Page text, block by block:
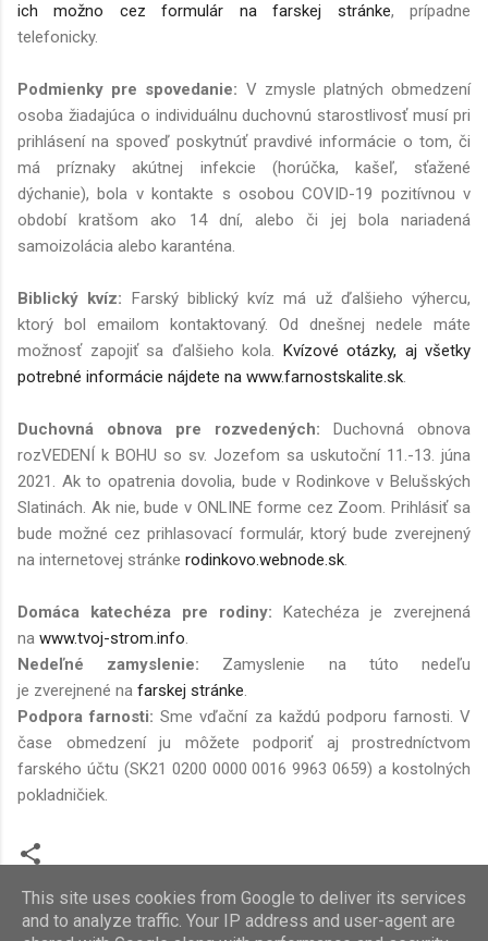
ich možno cez formulár na farskej stránke, prípadne
telefonicky.
Podmienky pre spovedanie: V zmysle platných obmedzení
osoba žiadajúca o individuálnu duchovnú starostlivosť musí pri
prihlásení na spoveď poskytnúť pravdivé informácie o tom, či
má príznaky akútnej infekcie (horúčka, kašeľ, sťažené
dýchanie), bola v kontakte s osobou COVID-19 pozitívnou v
období kratšom ako 14 dní, alebo či jej bola nariadená
samoizolácia alebo karanténa.
Biblický kvíz: Farský biblický kvíz má už ďalšieho výhercu,
ktorý bol emailom kontaktovaný. Od dnešnej nedele máte
možnosť zapojiť sa ďalšieho kola.
Kvízové otázky, aj všetky
potrebné informácie nájdete na www.farnostskalite.sk.
Duchovná obnova pre rozvedených: Duchovná obnova
rozVEDENÍ k BOHU so sv. Jozefom sa uskutoční 11.-13. júna
2021. Ak to opatrenia dovolia, bude v Rodinkove v Belušských
Slatinách. Ak nie, bude v ONLINE forme cez Zoom. Prihlásiť sa
bude možné cez prihlasovací formulár, ktorý bude zverejnený
na internetovej stránke rodinkovo.webnode.sk.
Domáca katechéza pre rodiny:
Katechéza je zverejnená
na www.tvoj-strom.info.
Nedeľné zamyslenie:
Zamyslenie na túto nedeľu
je zverejnené na farskej stránke.
Podpora farnosti: Sme vďační za každú podporu farnosti. V
čase obmedzení ju môžete podporiť aj prostredníctvom
farského účtu (SK21 0200 0000 0016 9963 0659) a kostolných
pokladničiek.
This site uses cookies from Google to deliver its services
and to analyze traffic. Your IP address and user-agent are